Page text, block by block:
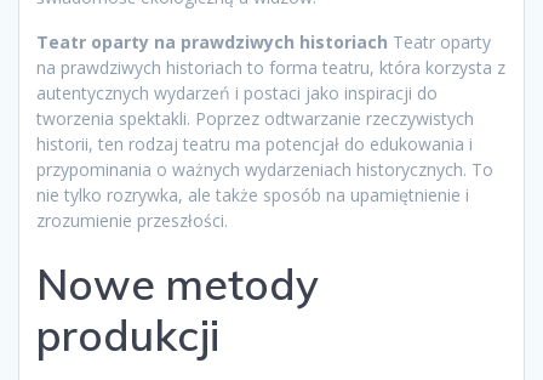
Teatr oparty na prawdziwych historiach Teatr oparty
na prawdziwych historiach to forma teatru, która korzysta z
autentycznych wydarzeń i postaci jako inspiracji do
tworzenia spektakli. Poprzez odtwarzanie rzeczywistych
historii, ten rodzaj teatru ma potencjał do edukowania i
przypominania o ważnych wydarzeniach historycznych. To
nie tylko rozrywka, ale także sposób na upamiętnienie i
zrozumienie przeszłości.
Nowe metody
produkcji